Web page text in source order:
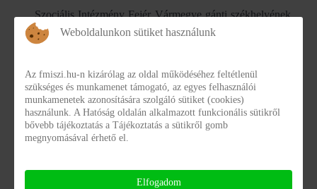
Szociális Intézmény Fejér Vármegye gánti székhelyének
oldalán. Bízom benne, hogy az itt található információk
intézményünkben nyújtott szolgáltatásokról, céljainkról,
filozófiánkról.
Oldalunkon betekintést nyerhet mindennapjainkba,
illetve minden olyan információt, ami elősegítheti
Weboldalunkon sütiket használunk
Az fmiszi.hu-n kizárólag az oldal működéséhez feltétlenül
szükséges és munkamenet támogató, az egyes felhasználói
munkamenetek azonosítására szolgáló sütiket (cookies)
használunk. A Hatóság oldalán alkalmazott funkcionális sütikről
bővebb tájékoztatás a Tájékoztatás a sütikről gomb
megnyomásával érhető el.
Elfogadom